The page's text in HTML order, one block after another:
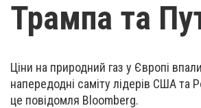
Трампа та
Ціни на природний газ у Європі
напередодні саміту лідерів США та
це повідомля Bloomberg.